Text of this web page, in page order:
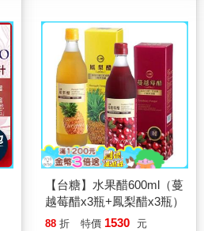
【台糖】水果醋600ml（蔓
越莓醋x3瓶+鳳梨醋x3瓶）
88 折 特價 1530 元